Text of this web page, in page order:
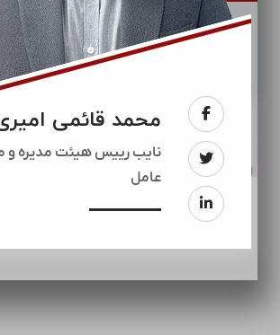
محمد قائمی
نایب رییس هیئت مدیره و
عامل